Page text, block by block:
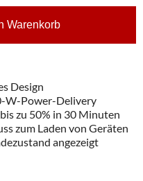
Warenkorb
Design
W-Power-Delivery
zu 50% in 30 Minuten
zum Laden von Geräten
angezeigt